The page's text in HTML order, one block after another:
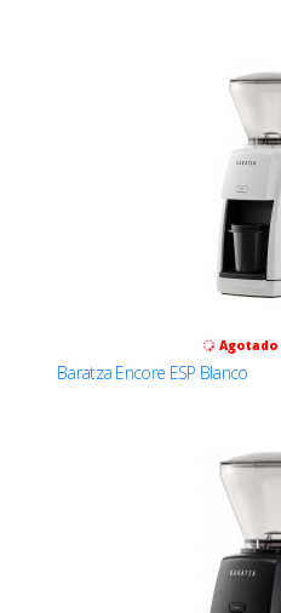
Agotado
Baratza Encore ESP Blanco